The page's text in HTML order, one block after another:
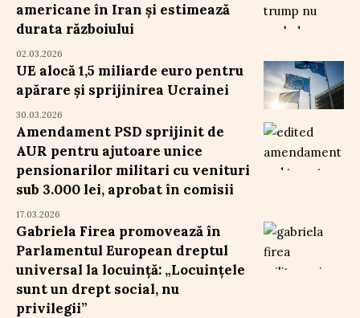
americane în Iran și estimează
durata războiului
02.03.2026
UE alocă 1,5 miliarde euro pentru
apărare și sprijinirea Ucrainei
30.03.2026
Amendament PSD sprijinit de
AUR pentru ajutoare unice
pensionarilor militari cu venituri
sub 3.000 lei, aprobat în comisii
17.03.2026
Gabriela Firea promovează în
Parlamentul European dreptul
universal la locuință: „Locuințele
sunt un drept social, nu
privilegii”